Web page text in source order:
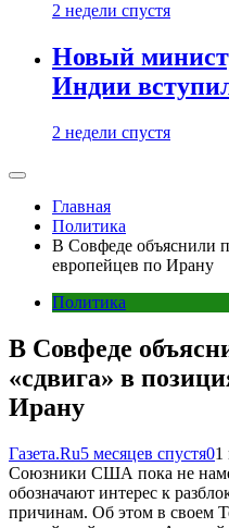
2 недели спустя
Новый
Индии
2 недели спустя
Главная
Политика
В Совфеде объяснили
европейцев по Ирану
Политика
В Совфеде
«сдвига» в
Ирану
Газета.Ru5 месяцев спустя01
Союзники США пока не
обозначают интерес к
причинам. Об этом в своем